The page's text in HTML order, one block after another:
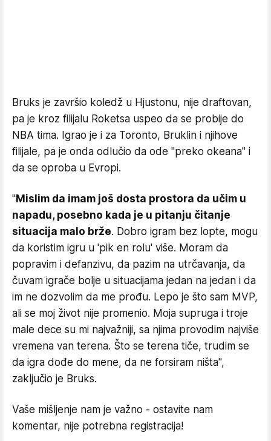
Bruks je završio koledž u Hjustonu, nije draftovan,
pa je kroz filijalu Roketsa uspeo da se probije do
NBA tima. Igrao je i za Toronto, Bruklin i njihove
filijale, pa je onda odlučio da ode "preko okeana" i
da se oproba u Evropi.
"Mislim da imam još dosta prostora da učim u
napadu, posebno kada je u pitanju čitanje
situacija malo brže. Dobro igram bez lopte, mogu
da koristim igru u 'pik en rolu' više. Moram da
popravim i defanzivu, da pazim na utrčavanja, da
čuvam igrače bolje u situacijama jedan na jedan i da
im ne dozvolim da me prođu. Lepo je što sam MVP,
ali se moj život nije promenio. Moja supruga i troje
male dece su mi najvažniji, sa njima provodim najviše
vremena van terena. Što se terena tiče, trudim se
da igra dođe do mene, da ne forsiram ništa",
zaključio je Bruks.
Vaše mišljenje nam je važno - ostavite nam
komentar, nije potrebna registracija!